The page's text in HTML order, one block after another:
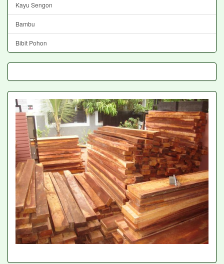
Kayu Sengon
Bambu
Bibit Pohon